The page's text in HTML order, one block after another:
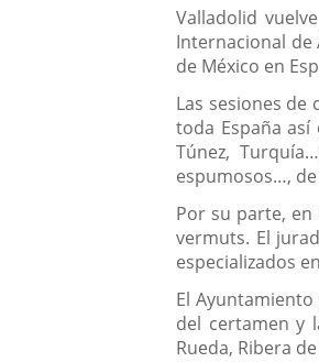
externa.Valladolid
Internacional de
de México en
Las sesiones de
toda España así
Túnez,
espumosos…,
Por su parte,
vermuts. El
especializados
El
del certamen y
Rueda, Ribera